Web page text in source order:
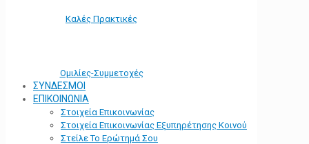
Καλές Πρακτικές
Ομιλίες-Συμμετοχές
ΣΥΝΔΕΣΜΟΙ
ΕΠΙΚΟΙΝΩΝΙΑ
Στοιχεία Επικοινωνίας
Στοιχεία Επικοινωνίας Εξυπηρέτησης Κοινού
Στείλε Το Ερώτημά Σου